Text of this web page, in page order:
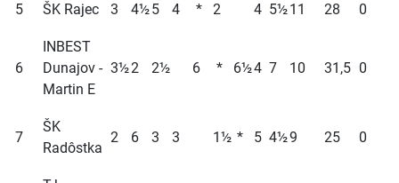
5 ŠK Rajec 3 4½5 4 * 2 4 5½11 28 0
6
INBEST
Dunajov -
Martin E
3½2 2½ 6 * 6½4 7 10 31,5 0
7
ŠK
Radôstka
2 6 3 3 1½ * 5 4½9 25 0